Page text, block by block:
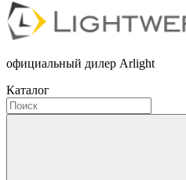
официальный дилер Arlight
Каталог